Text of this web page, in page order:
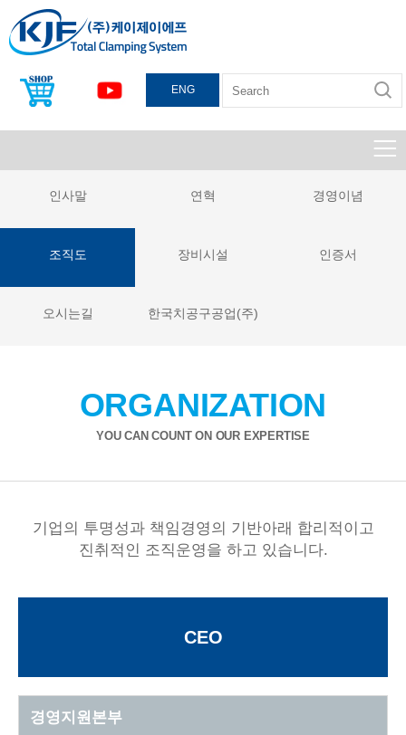
ENG
인사말 연혁 경영이념
조직도 장비시설 인증서
오시는길 한국치공구공업(주)
ORGANIZATION
YOU CAN COUNT ON OUR EXPERTISE
기업의 투명성과 책임경영의 기반아래 합리적이고
진취적인 조직운영을 하고 있습니다.
CEO
경영지원본부